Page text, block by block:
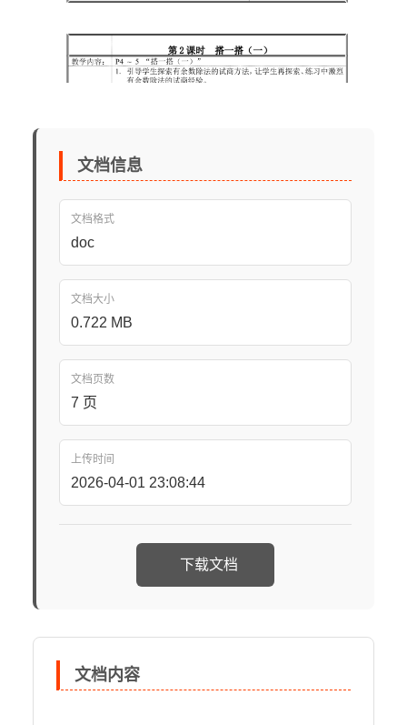
文档信息
文档格式
doc
文档大小
0.722 MB
文档页数
7 页
上传时间
2026-04-01 23:08:44
下载文档
文档内容